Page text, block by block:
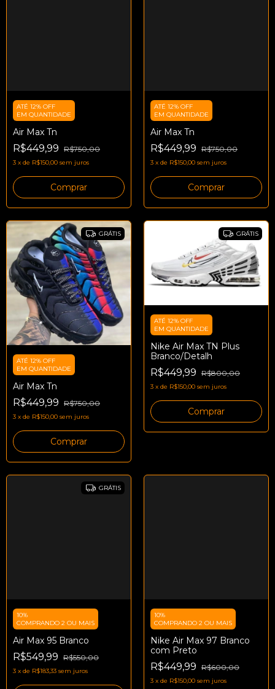
ATÉ 12% OFF
EM QUANTIDADE
Air Max Tn
R$449,99 R$750,00
3 x de R$150,00 sem juros
Comprar
ATÉ 12% OFF
EM QUANTIDADE
Air Max Tn
R$449,99 R$750,00
3 x de R$150,00 sem juros
Comprar
GRÁTIS
ATÉ 12% OFF
EM QUANTIDADE
Air Max Tn
R$449,99 R$750,00
3 x de R$150,00 sem juros
Comprar
GRÁTIS
ATÉ 12% OFF
EM QUANTIDADE
Nike Air Max TN Plus
Branco/Detalh
R$449,99 R$800,00
3 x de R$150,00 sem juros
Comprar
GRÁTIS
10%
COMPRANDO 2 OU MAIS
Air Max 95 Branco
R$549,99 R$550,00
3 x de R$183,33 sem juros
10%
COMPRANDO 2 OU MAIS
Nike Air Max 97 Branco
com Preto
R$449,99 R$600,00
3 x de R$150,00 sem juros